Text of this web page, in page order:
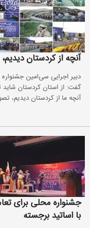
آنچه از کردستان
دبیر اجرایی سی‌امین
گفت: از استان کردستان شاید
آنچه ما از کردستان دیدیم،
جشنواره محلی برای
با اساتید برجسته